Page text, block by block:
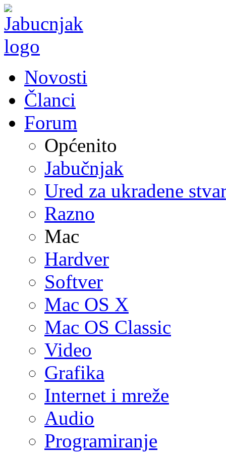
Novosti
Članci
Forum
Općenito
Jabučnjak
Ured za ukradene
Razno
Mac
Hardver
Softver
Mac OS X
Mac OS Classic
Video
Grafika
Internet i mreže
Audio
Programiranje